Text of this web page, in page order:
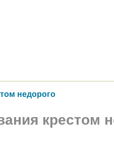
недорого
крестом